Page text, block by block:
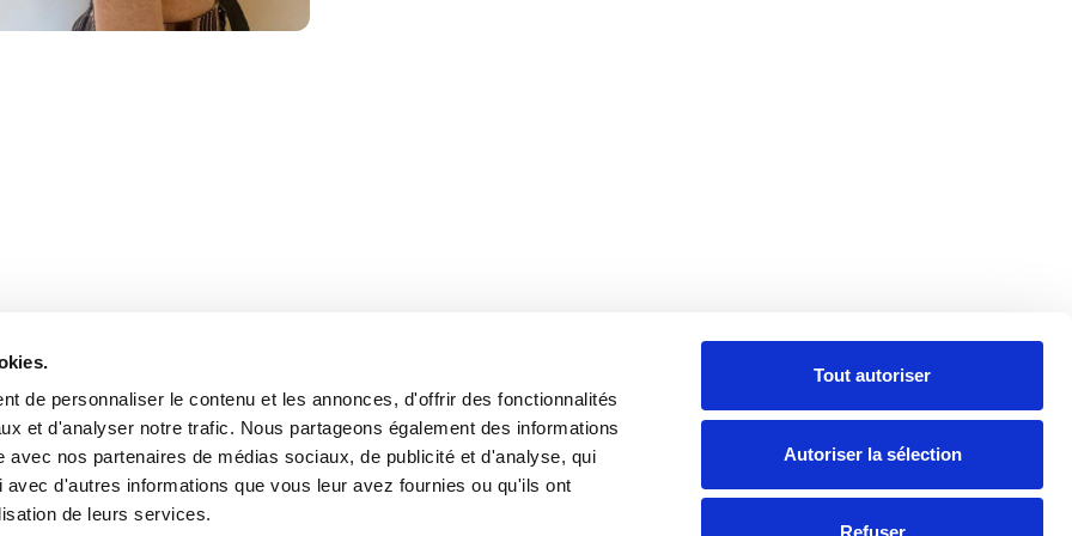
de personnaliser le contenu et les annonces, d'offrir des fonctionnalités
et d'analyser notre trafic. Nous partageons également des informations
avec nos partenaires de médias sociaux, de publicité et d'analyse, qui
d'autres informations que vous leur avez fournies ou qu'ils ont
de leurs services.
Tout autoriser
Autoriser la sélection
Refuser